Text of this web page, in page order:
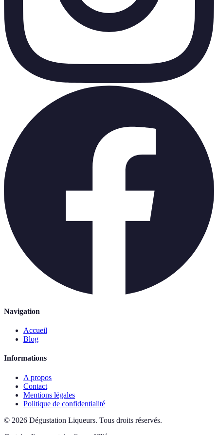
Navigation
Accueil
Blog
Informations
A propos
Contact
Mentions légales
Politique de confidentialité
© 2026 Dégustation Liqueurs. Tous droits réservés.